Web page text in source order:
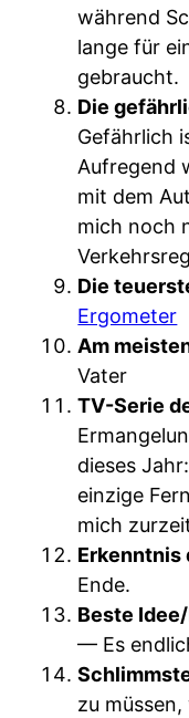
während
lange für
gebraucht.
Die
Gefährlich
Aufregend
mit dem
mich noch
Die
Ergometer
Am
Vater
TV-Serie
dieses
einzige
mich
Erkenntnis
Ende.
Beste
— Es
zu